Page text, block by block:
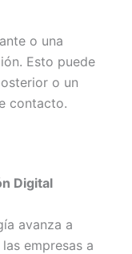
o una
Esto puede
o un
contacto.
Digital
avanza a
empresas a